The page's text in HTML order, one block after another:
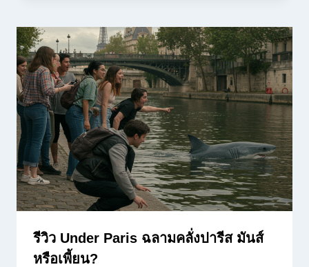
รีวิว Under Paris ฉลามคลั่งปารีส มันส์
หรือเพี้ยน?